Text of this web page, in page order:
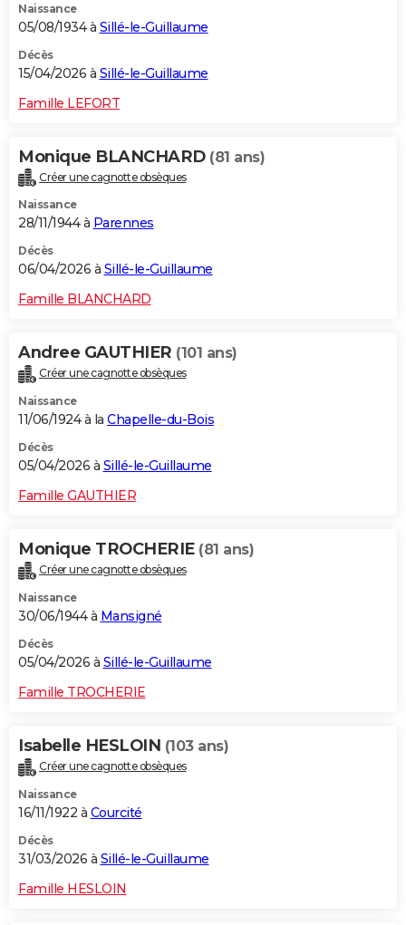
Naissance
05/08/1934 à Sillé-le-Guillaume
Décès
15/04/2026 à Sillé-le-Guillaume
Famille LEFORT
Monique BLANCHARD (81 ans)
Créer une cagnotte obsèques
Naissance
28/11/1944 à Parennes
Décès
06/04/2026 à Sillé-le-Guillaume
Famille BLANCHARD
Andree GAUTHIER (101 ans)
Créer une cagnotte obsèques
Naissance
11/06/1924 à la Chapelle-du-Bois
Décès
05/04/2026 à Sillé-le-Guillaume
Famille GAUTHIER
Monique TROCHERIE (81 ans)
Créer une cagnotte obsèques
Naissance
30/06/1944 à Mansigné
Décès
05/04/2026 à Sillé-le-Guillaume
Famille TROCHERIE
Isabelle HESLOIN (103 ans)
Créer une cagnotte obsèques
Naissance
16/11/1922 à Courcité
Décès
31/03/2026 à Sillé-le-Guillaume
Famille HESLOIN